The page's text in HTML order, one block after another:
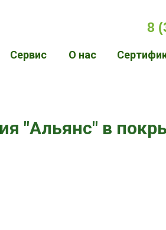
Сервис О нас
8
"Альянс" в